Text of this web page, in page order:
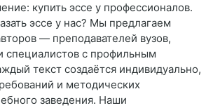
купить эссе у профессионалов.
эссе у нас? Мы предлагаем
— преподавателей вузов,
специалистов с профильным
текст создаётся индивидуально,
и методических
заведения. Наши